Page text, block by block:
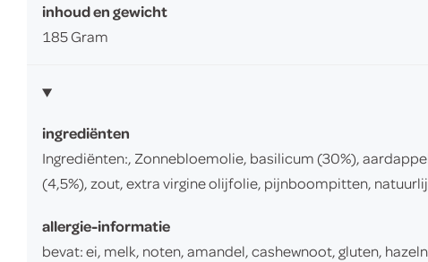
inhoud en gewicht
185 Gram
ingrediënten
Ingrediënten:, Zonnebloemolie, basilicum (30%),
(4,5%), zout, extra virgine olijfolie, pijnboompitten,
allergie-informatie
bevat: ei, melk, noten, amandel, cashewnoot, gluten,